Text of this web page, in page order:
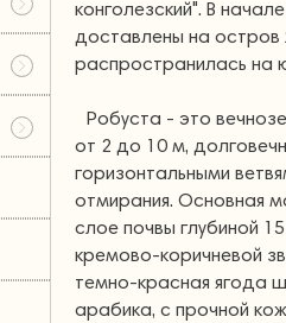
конголезский". В
доставлены на остров
распространилась на
Робуста - это
от 2 до 10 м,
горизонтальными
отмирания. Основная
слое почвы глубиной
кремово-коричневой
темно-красная ягода
арабика, с прочной